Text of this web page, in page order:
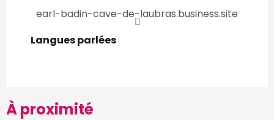
earl-badin-cave-de-laubras.business.site
Langues parlées
Langues parlées
À proximité